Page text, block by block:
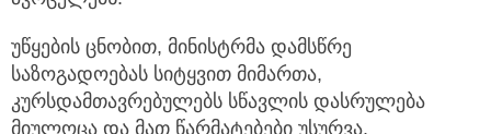
ავრცელებს.
უწყების ცნობით, მინისტრმა დამსწრე
საზოგადოებას სიტყვით მიმართა,
კურსდამთავრებულებს სწავლის დასრულება